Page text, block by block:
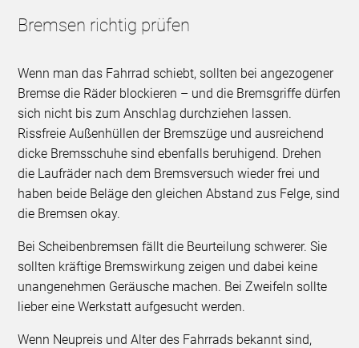
Bremsen richtig prüfen
Wenn man das Fahrrad schiebt, sollten bei angezogener
Bremse die Räder blockieren – und die Bremsgriffe dürfen
sich nicht bis zum Anschlag durchziehen lassen.
Rissfreie Außenhüllen der Bremszüge und ausreichend
dicke Bremsschuhe sind ebenfalls beruhigend. Drehen
die Laufräder nach dem Bremsversuch wieder frei und
haben beide Beläge den gleichen Abstand zus Felge, sind
die Bremsen okay.
Bei Scheibenbremsen fällt die Beurteilung schwerer. Sie
sollten kräftige Bremswirkung zeigen und dabei keine
unangenehmen Geräusche machen. Bei Zweifeln sollte
lieber eine Werkstatt aufgesucht werden.
Wenn Neupreis und Alter des Fahrrads bekannt sind,